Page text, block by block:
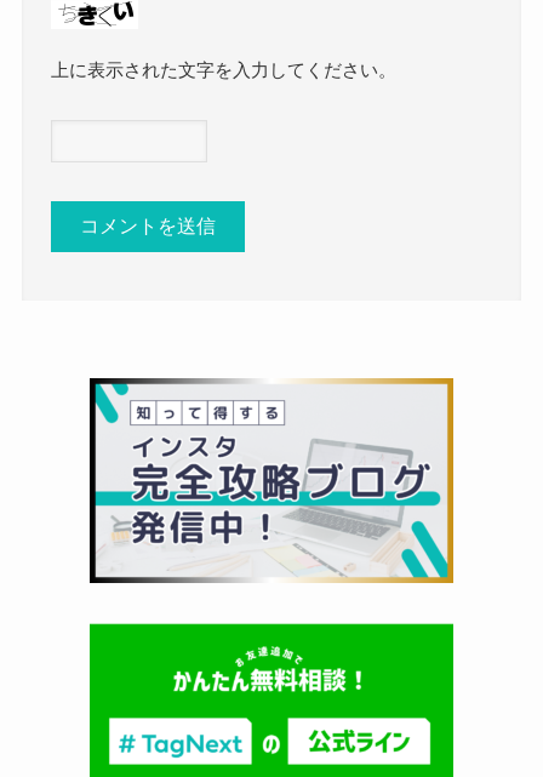
上に表示された文字を入力してください。